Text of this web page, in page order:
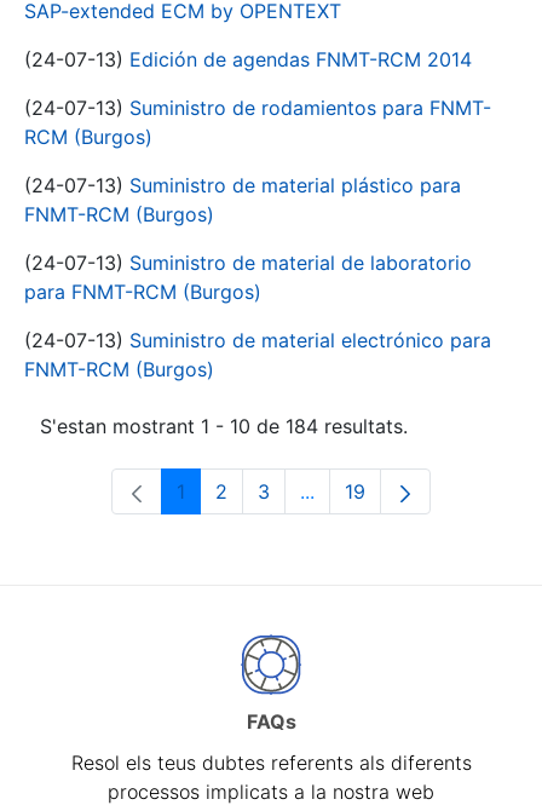
SAP-extended ECM by OPENTEXT
(24-07-13) Edición de agendas FNMT-RCM 2014
(24-07-13) Suministro de rodamientos para FNMT-
RCM (Burgos)
(24-07-13) Suministro de material plástico para
FNMT-RCM (Burgos)
(24-07-13) Suministro de material de laboratorio
para FNMT-RCM (Burgos)
(24-07-13) Suministro de material electrónico para
FNMT-RCM (Burgos)
S'estan mostrant 1 - 10 de 184 resultats.
Pàgina
1 Pàgina
2 Pàgina
3 ...Pàgines intermèdies
Pàgina
19
FAQs
Resol els teus dubtes referents als diferents
processos implicats a la nostra web